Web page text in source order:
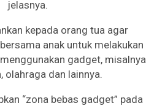
jelasnya.
kepada orang tua agar
anak untuk melakukan
gadget, misalnya
olahraga dan lainnya.
“zona bebas gadget” pada